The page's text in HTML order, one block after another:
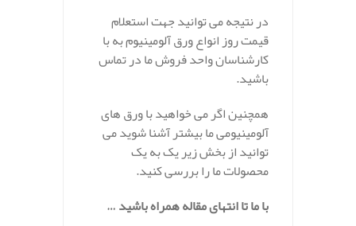
در نتیجه می توانید جهت استعلام
قیمت روز انواع ورق آلومینیوم به با
کارشناسان واحد فروش ما در تماس
باشید.
همچنین اگر می خواهید با ورق های
آلومینیومی ما بیشتر آشنا شوید می
توانید از بخش زیر یک به یک
محصولات ما را بررسی کنید.
با ما تا انتهای مقاله همراه باشید …